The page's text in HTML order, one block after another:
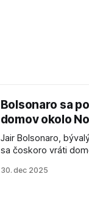
Bolsonaro sa
domov okolo
Jair Bolsonaro,
sa čoskoro vráti
30. dec 2025